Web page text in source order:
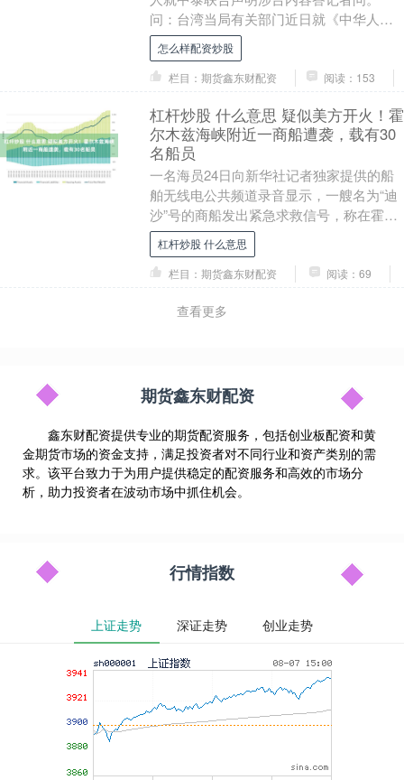
问：台湾当局有关部门近日就《中华人民
共和国政府和泰王国政府关于面向繁荣中
泰命运共同体....
怎么样配资炒股
栏目：期货鑫东财配资
阅读：153
杠杆炒股 什么意思 疑似美方开火！霍
尔木兹海峡附近一商船遭袭，载有30
名船员
一名海员24日向新华社记者独家提供的船
舶无线电公共频道录音显示，一艘名为“迪
沙”号的商船发出紧急求救信号，称在霍尔
木兹海峡附近遭“不明投射物袭击”杠杆炒股
什么....
杠杆炒股 什么意思
栏目：期货鑫东财配资
阅读：69
查看更多
期货鑫东财配资
鑫东财配资提供专业的期货配资服务，包括创业板配资和黄
金期货市场的资金支持，满足投资者对不同行业和资产类别的需
求。该平台致力于为用户提供稳定的配资服务和高效的市场分
析，助力投资者在波动市场中抓住机会。
行情指数
上证走势 深证走势 创业走势